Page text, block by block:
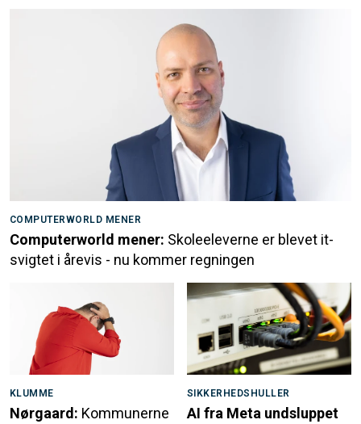
COMPUTERWORLD MENER
Computerworld mener: Skoleeleverne er blevet it-
svigtet i årevis - nu kommer regningen
KLUMME
Nørgaard: Kommunerne
SIKKERHEDSHULLER
AI fra Meta undsluppet